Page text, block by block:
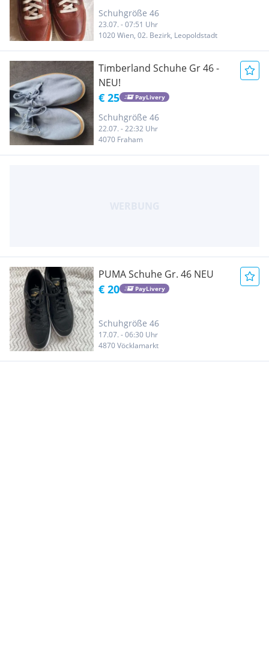
Schuhgröße 46
23.07. - 07:51 Uhr
1020 Wien, 02. Bezirk, Leopoldstadt
Timberland Schuhe Gr 46 -
NEU!
€ 25 PayLivery
Schuhgröße 46
22.07. - 22:32 Uhr
4070 Fraham
PUMA Schuhe Gr. 46 NEU
€ 20 PayLivery
Schuhgröße 46
17.07. - 06:30 Uhr
4870 Vöcklamarkt